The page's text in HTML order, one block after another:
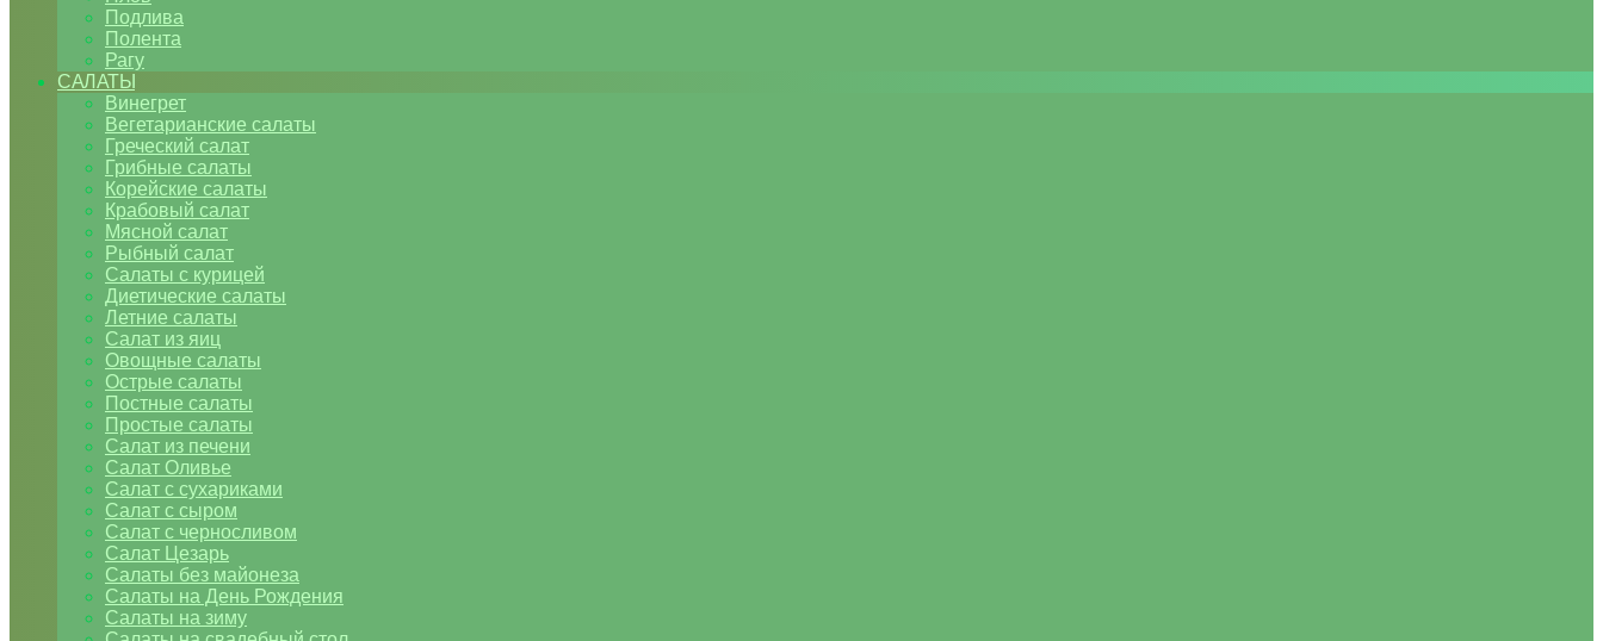
Подлива
Полента
Рагу
САЛАТЫ
Винегрет
Вегетарианские салаты
Греческий салат
Грибные салаты
Корейские салаты
Крабовый салат
Мясной салат
Рыбный салат
Салаты с курицей
Диетические салаты
Летние салаты
Салат из яиц
Овощные салаты
Острые салаты
Постные салаты
Простые салаты
Салат из печени
Салат Оливье
Салат с сухариками
Салат с сыром
Салат с черносливом
Салат Цезарь
Салаты без майонеза
Салаты на День Рождения
Салаты на зиму